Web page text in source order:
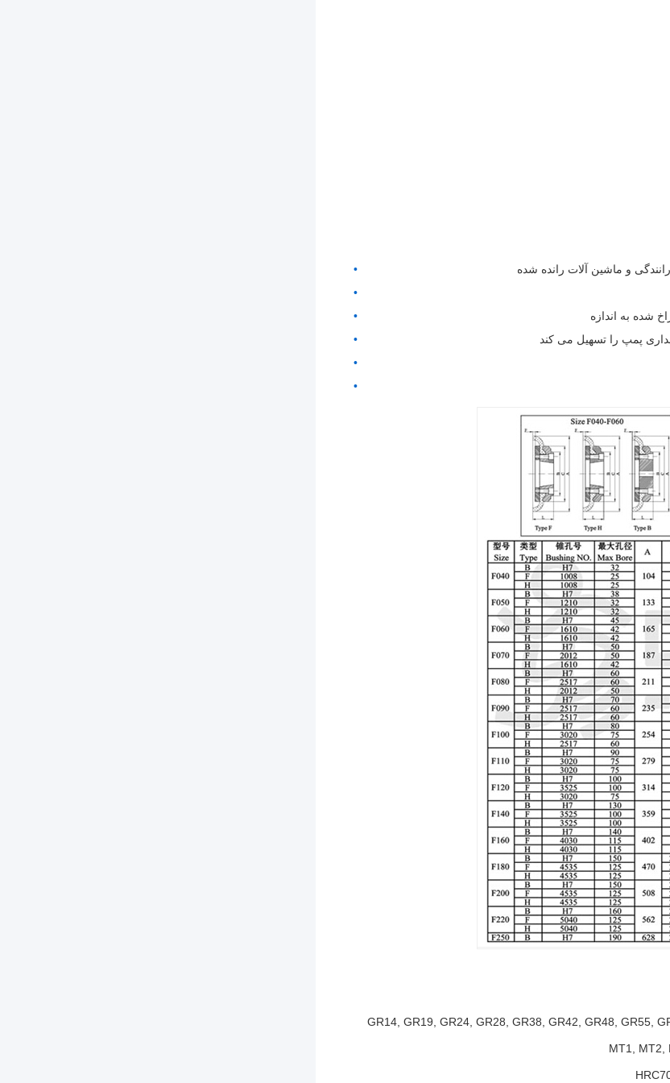
و ماشین آلات رانده شده
پمپ را تسهیل می کند
GR14, GR19, GR24, GR28, GR38, GR42, GR48, GR55,
MT1, MT2,